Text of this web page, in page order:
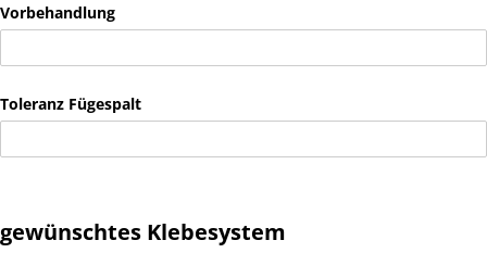
Vorbehandlung
Toleranz Fügespalt
gewünschtes Klebesystem